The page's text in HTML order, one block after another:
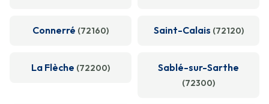
Connerré (72160) Saint-Calais (72120)
La Flèche (72200) Sablé-sur-Sarthe
(72300)